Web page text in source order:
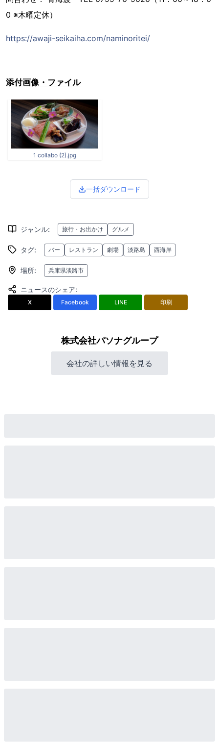
0 ※木曜定休）
https://awaji-seikaiha.com/naminoritei/
添付画像・ファイル
1 collabo (2).jpg
一括ダウンロード
ジャンル: 旅行・お出かけ グルメ
タグ: バー レストラン 劇場 淡路島 西海岸
場所: 兵庫県淡路市
ニュースのシェア:
X Facebook LINE 印刷
株式会社パソナグループ
会社の詳しい情報を見る